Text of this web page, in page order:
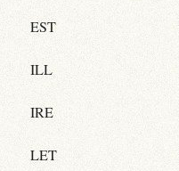
EST
ILL
IRE
LET